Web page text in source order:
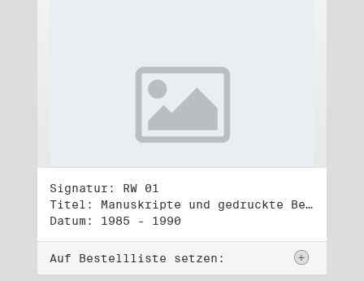
Signatur: RW 01
Titel: Manuskripte und gedruckte Belege (1)
Datum: 1985 - 1990
Auf Bestellliste setzen: